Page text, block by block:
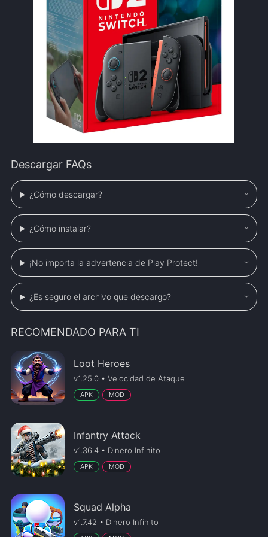
Descargar FAQs
¿Cómo descargar?
¿Cómo instalar?
¡No importa la advertencia de Play Protect!
¿Es seguro el archivo que descargo?
RECOMENDADO PARA TI
Loot Heroes
v1.25.0 • Velocidad de Ataque
APK MOD
Infantry Attack
v1.36.4 • Dinero Infinito
APK MOD
Squad Alpha
v1.7.42 • Dinero Infinito